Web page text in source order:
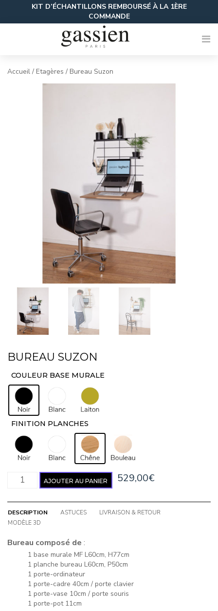
content
KIT D’ÉCHANTILLONS REMBOURSÉ À LA 1ÈRE
COMMANDE
Accueil / Etagères / Bureau Suzon
BUREAU SUZON
COULEUR BASE MURALE
FINITION PLANCHES
AJOUTER AU PANIER 529,00€
DESCRIPTION ASTUCES
LIVRAISON & RETOUR
MODÈLE 3D
Bureau composé de :
1 base murale MF L60cm, H77cm
1 planche bureau L60cm, P50cm
1 porte-ordinateur
1 porte-cadre 40cm / porte clavier
1 porte-vase 10cm / porte souris
1 porte-pot 11cm